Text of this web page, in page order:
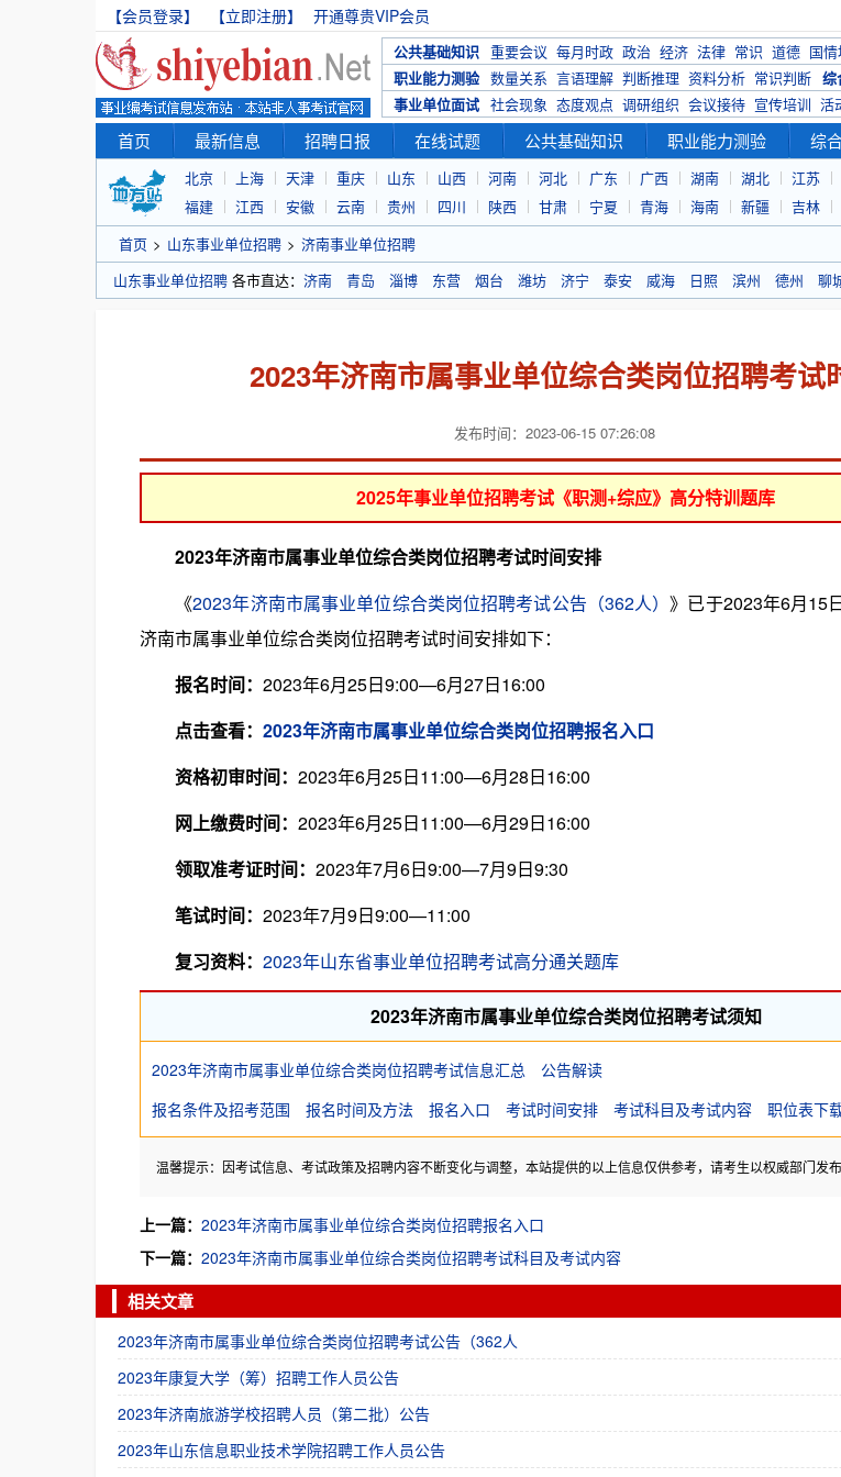
【会员登录】 【立即注册】 开通尊贵VIP会员
公共基础知识 重要会议 每月时政 政治 经济 法律 常识 道德 国
职业能力测验 数量关系 言语理解 判断推理 资料分析 常识判断 综
事业单位面试 社会现象 态度观点 调研组织 会议接待 宣传培训 活
首页 最新信息 招聘日报 在线试题 公共基础知识 职业能力测验 综
北京 上海 天津 重庆 山东 山西 河南 河北 广东 广西 湖南 湖北 江苏
福建
江西 安徽 云南 贵州 四川 陕西 甘肃 宁夏 青海 海南 新疆 吉林
首页 > 山东事业单位招聘 > 济南事业单位招聘
山东事业单位招聘 各市直达： 济南 青岛 淄博 东营 烟台 潍坊 济宁 泰安 威海 日照 滨州 德州 聊
2023年济南市属事业单位综合类岗位招聘考试
发布时间：2023-06-15 07:26:08
2025年事业单位招聘考试《职测+综应》高分特训题库
2023年济南市属事业单位综合类岗位招聘考试时间安排
《2023年济南市属事业单位综合类岗位招聘考试公告（362人）》已于2023年6月15
济南市属事业单位综合类岗位招聘考试时间安排如下：
报名时间： 2023年6月25日9:00—6月27日16:00
点击查看： 2023年济南市属事业单位综合类岗位招聘报名入口
资格初审时间： 2023年6月25日11:00—6月28日16:00
网上缴费时间： 2023年6月25日11:00—6月29日16:00
领取准考证时间： 2023年7月6日9:00—7月9日9:30
笔试时间： 2023年7月9日9:00—11:00
复习资料： 2023年山东省事业单位招聘考试高分通关题库
2023年济南市属事业单位综合类岗位招聘考试须知
2023年济南市属事业单位综合类岗位招聘考试信息汇总
公告解读
报名条件及招考范围
报名时间及方法 报名入口 考试时间安排 考试科目及考试内容 职位表下
温馨提示：因考试信息、考试政策及招聘内容不断变化与调整，本站提供的以上信息仅供参考，请考生以权威部门发布
上一篇： 2023年济南市属事业单位综合类岗位招聘报名入口
下一篇： 2023年济南市属事业单位综合类岗位招聘考试科目及考试内容
相关文章
2023年济南市属事业单位综合类岗位招聘考试公告（362人
2023年康复大学（筹）招聘工作人员公告
2023年济南旅游学校招聘人员（第二批）公告
2023年山东信息职业技术学院招聘工作人员公告